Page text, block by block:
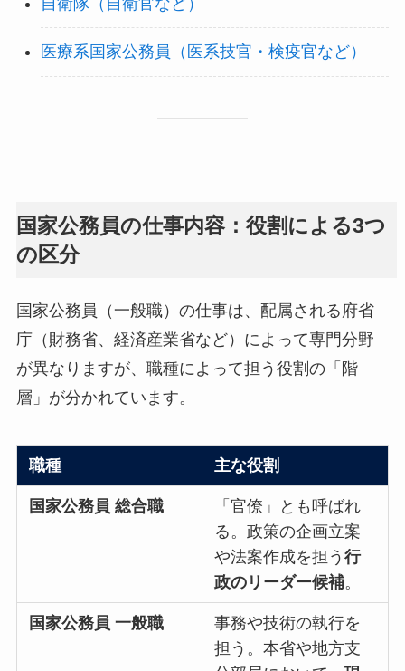
医療系国家公務員（医系技官・検疫官など）
国家公務員の仕事内容：役割による3つ
の区分
国家公務員（一般職）の仕事は、配属される府省
庁（財務省、経済産業省など）によって専門分野
が異なりますが、職種によって担う役割の「階
層」が分かれています。
職種 主な役割
国家公務員 総合職
「官僚」とも呼ばれ
る。政策の企画立案
や法案作成を担う行
政のリーダー候補。
国家公務員 一般職
事務や技術の執行を
担う。本省や地方支